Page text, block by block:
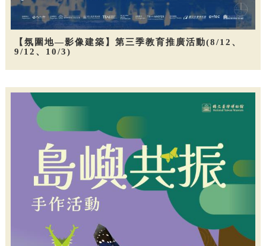
【氛圍地—影像建築】第三季教育推廣活動(8/12、
9/12、10/3)